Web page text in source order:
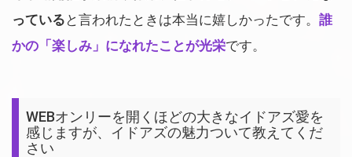
っている と言われたときは本当に嬉しかったです。 誰
かの「楽しみ」になれたことが光栄です。
WEBオンリーを開くほどの大きなイドアズ愛を
感じますが、イドアズの魅力ついて教えてくだ
さい